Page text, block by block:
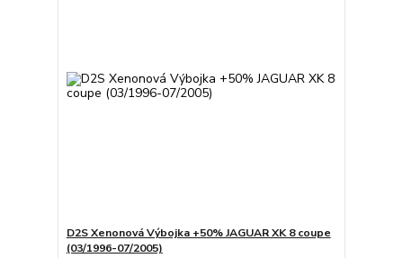
D2S Xenonová Výbojka +50% JAGUAR XK 8 coupe
(03/1996-07/2005)